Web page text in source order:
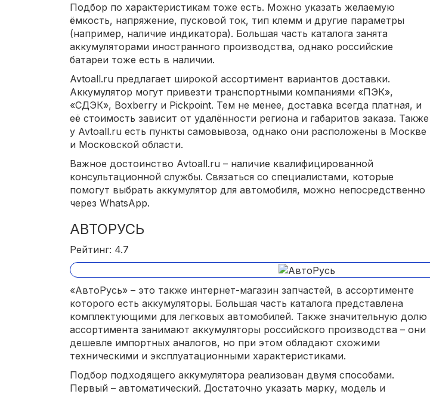
Подбор по характеристикам тоже есть. Можно указать желаемую
ёмкость, напряжение, пусковой ток, тип клемм и другие параметры
(например, наличие индикатора). Большая часть каталога занята
аккумуляторами иностранного производства, однако российские
батареи тоже есть в наличии.
Avtoall.ru предлагает широкой ассортимент вариантов доставки.
Аккумулятор могут привезти транспортными компаниями «ПЭК»,
«СДЭК», Boxberry и Pickpoint. Тем не менее, доставка всегда платная, и
её стоимость зависит от удалённости региона и габаритов заказа. Также
у Avtoall.ru есть пункты самовывоза, однако они расположены в Москве
и Московской области.
Важное достоинство Avtoall.ru – наличие квалифицированной
консультационной службы. Связаться со специалистами, которые
помогут выбрать аккумулятор для автомобиля, можно непосредственно
через WhatsApp.
АВТОРУСЬ
Рейтинг: 4.7
«АвтоРусь» – это также интернет-магазин запчастей, в ассортименте
которого есть аккумуляторы. Большая часть каталога представлена
комплектующими для легковых автомобилей. Также значительную долю
ассортимента занимают аккумуляторы российского производства – они
дешевле импортных аналогов, но при этом обладают схожими
техническими и эксплуатационными характеристиками.
Подбор подходящего аккумулятора реализован двумя способами.
Первый – автоматический. Достаточно указать марку, модель и